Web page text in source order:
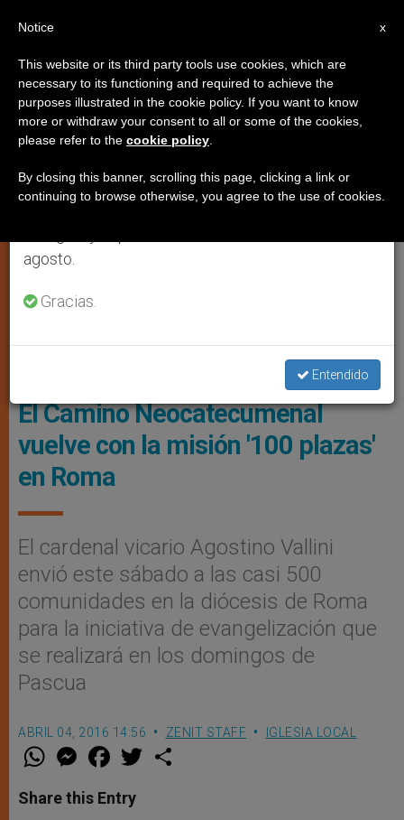
IGLESIA LOCAL
ZENIT - SC
El Camino Neocatecumenal
vuelve con la misión '100 plazas'
en Roma
El cardenal vicario Agostino Vallini
envió este sábado a las casi 500
comunidades en la diócesis de Roma
para la iniciativa de evangelización que
se realizará en los domingos de
Pascua
ABRIL 04, 2016 14:56 ZENIT STAFF IGLESIA LOCAL
W
t
s
M
e
s
e
F
a
e
b
w
Share this Entry
×
Aviso importante
Del 27 de julio al 7 de agosto haremos la pausa
anual, aprovechando que en el periodo de verano
se generan menos informaciones y también el
agosto.
Gracias.
Entendido
x
Notice
This website or its third party tools use cookies, which are
necessary to its functioning and required to achieve the
purposes illustrated in the cookie policy. If you want to know
more or withdraw your consent to all or some of the cookies,
please refer to the cookie policy
By closing this banner, scrolling this page, clicking a link or
continuing to browse otherwise, you agree to the use of cookies.